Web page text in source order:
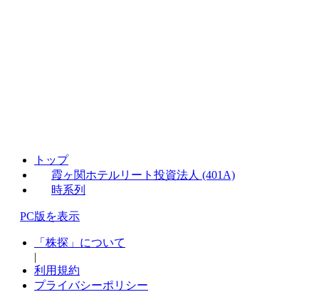
トップ
霞ヶ関ホテルリート投資法人 (401A)
時系列
PC版を表示
「株探」について
|
利用規約
プライバシーポリシー